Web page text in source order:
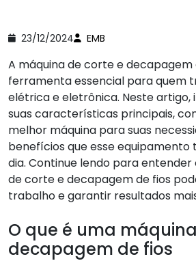
23/12/2024 EMB
A máquina de corte e decapagem
ferramenta essencial para quem
elétrica e eletrônica. Neste artigo,
suas características principais,
melhor máquina para suas
benefícios que esse equipamento
dia. Continue lendo para
de corte e decapagem de fios
trabalho e garantir resultados
O que é uma
decapagem de fios